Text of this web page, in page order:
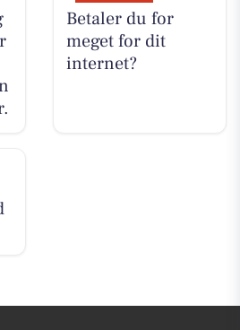
Betaler du for
meget for dit
internet?